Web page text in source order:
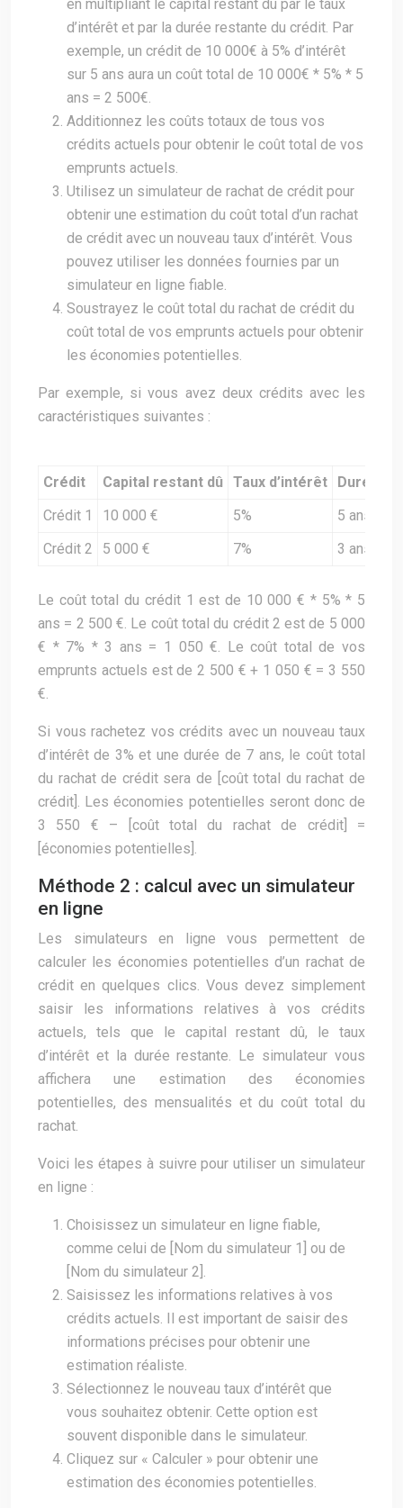
en multipliant le capital restant dû par le taux
d’intérêt et par la durée restante du crédit. Par
exemple, un crédit de 10 000€ à 5% d’intérêt
sur 5 ans aura un coût total de 10 000€ * 5% * 5
ans = 2 500€.
Additionnez les coûts totaux de tous vos
crédits actuels pour obtenir le coût total de vos
emprunts actuels.
Utilisez un simulateur de rachat de crédit pour
obtenir une estimation du coût total d’un rachat
de crédit avec un nouveau taux d’intérêt. Vous
pouvez utiliser les données fournies par un
simulateur en ligne fiable.
Soustrayez le coût total du rachat de crédit du
coût total de vos emprunts actuels pour obtenir
les économies potentielles.
Par exemple, si vous avez deux crédits avec les
caractéristiques suivantes :
Crédit Capital restant dû Taux d’intérêt
Durée
Crédit 1
10 000 € 5%
5 ans
Crédit 2
5 000 € 7% 3 ans
Le coût total du crédit 1 est de 10 000 € * 5% * 5
ans = 2 500 €. Le coût total du crédit 2 est de 5 000
€ * 7% * 3 ans = 1 050 €. Le coût total de vos
emprunts actuels est de 2 500 € + 1 050 € = 3 550
€.
Si vous rachetez vos crédits avec un nouveau taux
d’intérêt de 3% et une durée de 7 ans, le coût total
du rachat de crédit sera de [coût total du rachat de
crédit]. Les économies potentielles seront donc de
3 550 € – [coût total du rachat de crédit] =
[économies potentielles].
Méthode 2 : calcul avec un simulateur
en ligne
Les simulateurs en ligne vous permettent de
calculer les économies potentielles d’un rachat de
crédit en quelques clics. Vous devez simplement
saisir les informations relatives à vos crédits
actuels, tels que le capital restant dû, le taux
d’intérêt et la durée restante. Le simulateur vous
affichera une estimation des économies
potentielles, des mensualités et du coût total du
rachat.
Voici les étapes à suivre pour utiliser un simulateur
en ligne :
Choisissez un simulateur en ligne fiable,
comme celui de [Nom du simulateur 1] ou de
[Nom du simulateur 2].
Saisissez les informations relatives à vos
crédits actuels. Il est important de saisir des
informations précises pour obtenir une
estimation réaliste.
Sélectionnez le nouveau taux d’intérêt que
vous souhaitez obtenir. Cette option est
souvent disponible dans le simulateur.
Cliquez sur « Calculer » pour obtenir une
estimation des économies potentielles.